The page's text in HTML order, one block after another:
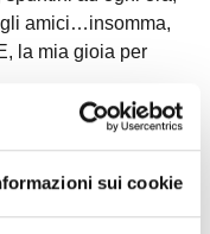
sui cookie
amici…insomma,
la mia gioia per
stato quello di
al tanto amato